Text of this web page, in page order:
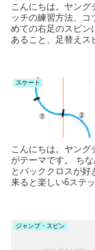
こんにちは。ヤン
ッチの練習方法、
めての右足のスピン
あること、足替えス
スケート
こんにちは。ヤング
がテーマです。 ち
とバッククロスが好
来ると楽しい6ステ
ジャンプ・スピン